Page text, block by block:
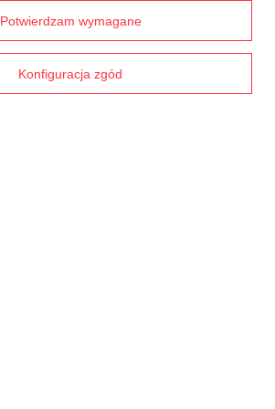
Kontakt
Konto
Potwierdzam wymagane
Konfiguracja zgód